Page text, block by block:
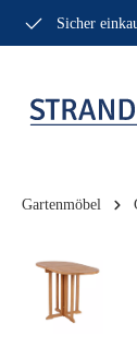
Sicher
Gartenmöbel